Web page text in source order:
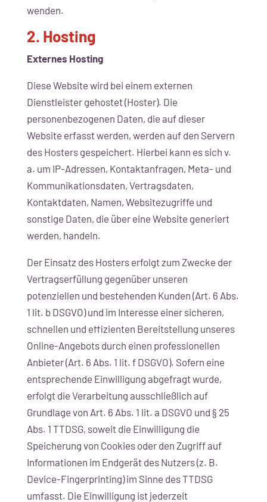
wenden.
2. Hosting
Externes Hosting
Diese Website wird bei einem externen
Dienstleister gehostet (Hoster). Die
personenbezogenen Daten, die auf dieser
Website erfasst werden, werden auf den Servern
des Hosters gespeichert. Hierbei kann es sich v.
a. um IP-Adressen, Kontaktanfragen, Meta- und
Kommunikationsdaten, Vertragsdaten,
Kontaktdaten, Namen, Websitezugriffe und
sonstige Daten, die über eine Website generiert
werden, handeln.
Der Einsatz des Hosters erfolgt zum Zwecke der
Vertragserfüllung gegenüber unseren
potenziellen und bestehenden Kunden (Art. 6 Abs.
1 lit. b DSGVO) und im Interesse einer sicheren,
schnellen und effizienten Bereitstellung unseres
Online-Angebots durch einen professionellen
Anbieter (Art. 6 Abs. 1 lit. f DSGVO). Sofern eine
entsprechende Einwilligung abgefragt wurde,
erfolgt die Verarbeitung ausschließlich auf
Grundlage von Art. 6 Abs. 1 lit. a DSGVO und § 25
Abs. 1 TTDSG, soweit die Einwilligung die
Speicherung von Cookies oder den Zugriff auf
Informationen im Endgerät des Nutzers (z. B.
Device-Fingerprinting) im Sinne des TTDSG
umfasst. Die Einwilligung ist jederzeit